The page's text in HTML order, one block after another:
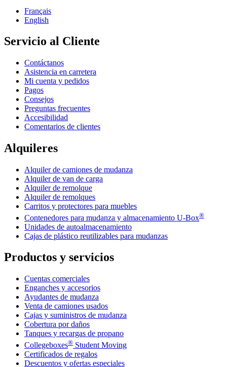
Français
English
Servicio al Cliente
Contáctanos
Asistencia en carretera
Mi cuenta y pedidos
Pagos
Consejos
Preguntas frecuentes
Accesibilidad
Comentarios de clientes
Alquileres
Alquiler de camiones de mudanza
Alquiler de van de carga
Alquiler de remolque
Alquiler de remolques
Carritos y protectores para muebles
Contenedores para mudanza y almacenamiento U-Box®
Unidades de autoalmacenamiento
Cajas de plástico reutilizables para mudanzas
Productos y servicios
Cuentas comerciales
Enganches y accesorios
Ayudantes de mudanza
Venta de camiones usados
Cajas y suministros de mudanza
Cobertura por daños
Tanques y recargas de propano
Collegeboxes® Student Moving
Certificados de regalos
Descuentos y ofertas especiales